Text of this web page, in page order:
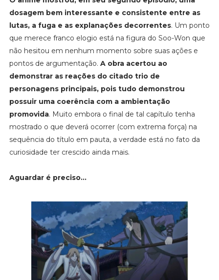
dosagem bem interessante e consistente entre as
lutas, a fuga e as explanações decorrentes. Um ponto
que merece franco elogio está na figura do Soo-Won que
não hesitou em nenhum momento sobre suas ações e
pontos de argumentação. A obra acertou ao
demonstrar as reações do citado trio de
personagens principais, pois tudo demonstrou
possuir uma coerência com a ambientação
promovida. Muito embora o final de tal capítulo tenha
mostrado o que deverá ocorrer (com extrema força) na
sequência do título em pauta, a verdade está no fato da
curiosidade ter crescido ainda mais.
Aguardar é preciso...